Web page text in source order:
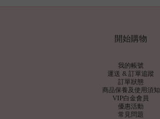
開始購物
我的帳號
運送 & 訂單追蹤
訂單狀態
商品保養及使用須知
VIP白金會員
優惠活動
常見問題